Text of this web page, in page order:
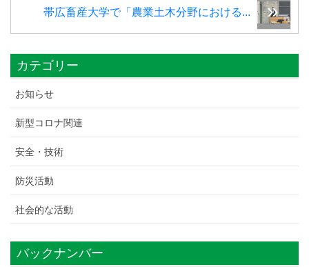
帯広畜産大学で「農業土木分野における...
カテゴリー
お知らせ
新型コロナ関連
安全・技術
防災活動
社会的な活動
バックナンバー